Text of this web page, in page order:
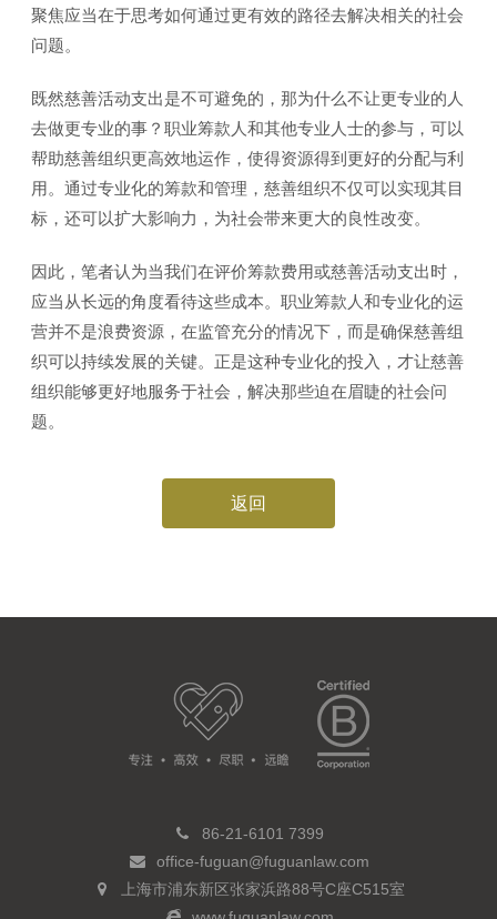
聚焦应当在于思考如何通过更有效的路径去解决相关的社会
问题。
既然慈善活动支出是不可避免的，那为什么不让更专业的人
去做更专业的事？职业筹款人和其他专业人士的参与，可以
帮助慈善组织更高效地运作，使得资源得到更好的分配与利
用。通过专业化的筹款和管理，慈善组织不仅可以实现其目
标，还可以扩大影响力，为社会带来更大的良性改变。
因此，笔者认为当我们在评价筹款费用或慈善活动支出时，
应当从长远的角度看待这些成本。职业筹款人和专业化的运
营并不是浪费资源，在监管充分的情况下，而是确保慈善组
织可以持续发展的关键。正是这种专业化的投入，才让慈善
组织能够更好地服务于社会，解决那些迫在眉睫的社会问
题。
返回
86-21-6101 7399
office-fuguan@fuguanlaw.com
上海市浦东新区张家浜路88号C座C515室